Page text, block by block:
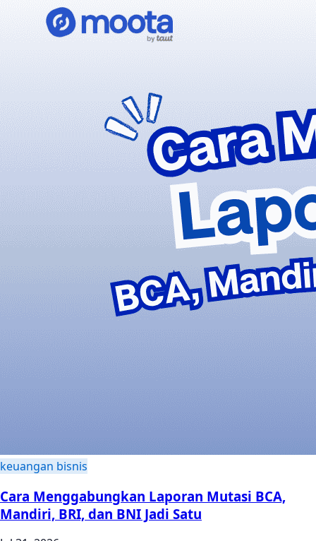
keuangan bisnis
Cara Menggabungkan Laporan Mutasi BCA,
Mandiri, BRI, dan BNI Jadi Satu